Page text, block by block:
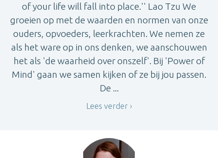
of your life will fall into place.'' Lao Tzu We
groeien op met de waarden en normen van onze
ouders, opvoeders, leerkrachten. We nemen ze
als het ware op in ons denken, we aanschouwen
het als 'de waarheid over onszelf'. Bij 'Power of
Mind' gaan we samen kijken of ze bij jou passen.
De ...
Lees verder